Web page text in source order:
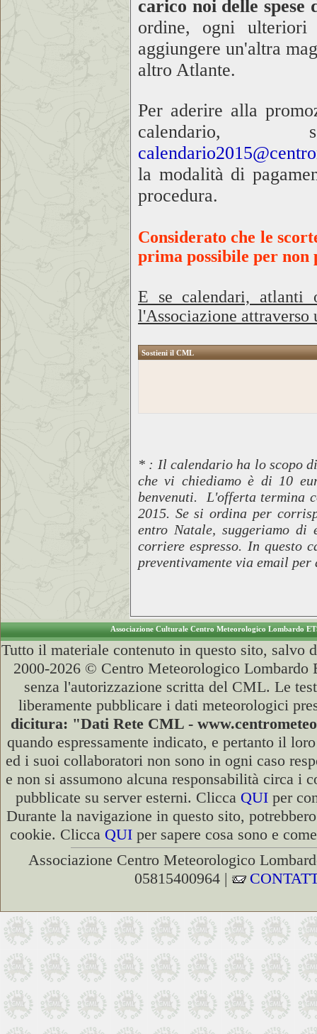
carico noi delle spese
ordine, ogni ulteriori
aggiungere un'altra
altro Atlante.
Per aderire alla
la modalità di
procedura.
Considerato che le
prima possibile per non
E se calendari, atlanti
l'Associazione attraverso
Sostieni il CML
* : Il calendario ha lo scopo
che vi chiediamo è di 10
benvenuti. L'offerta termina
2015. Se si ordina per
entro Natale, suggeriamo
corriere espresso. In questo
preventivamente via email per
Associazione Culturale Centro Meteorologico Lombardo
Tutto il materiale contenuto in questo sito, salvo
2000-2026 © Centro Meteorologico Lombardo
senza l'autorizzazione scritta del CML. Le
liberamente pubblicare i dati meteorologici
dicitura: "Dati Rete CML -
quando espressamente indicato, e pertanto il
ed i suoi collaboratori non sono in ogni caso
e non si assumono alcuna responsabilità circa i
pubblicate su server esterni. Clicca QUI per
Durante la navigazione in questo sito,
cookie. Clicca QUI per sapere cosa sono e
Associazione Centro Meteorologico
05815400964 |